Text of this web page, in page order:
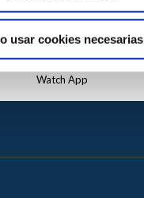
usar cookies necesarias
Watch App